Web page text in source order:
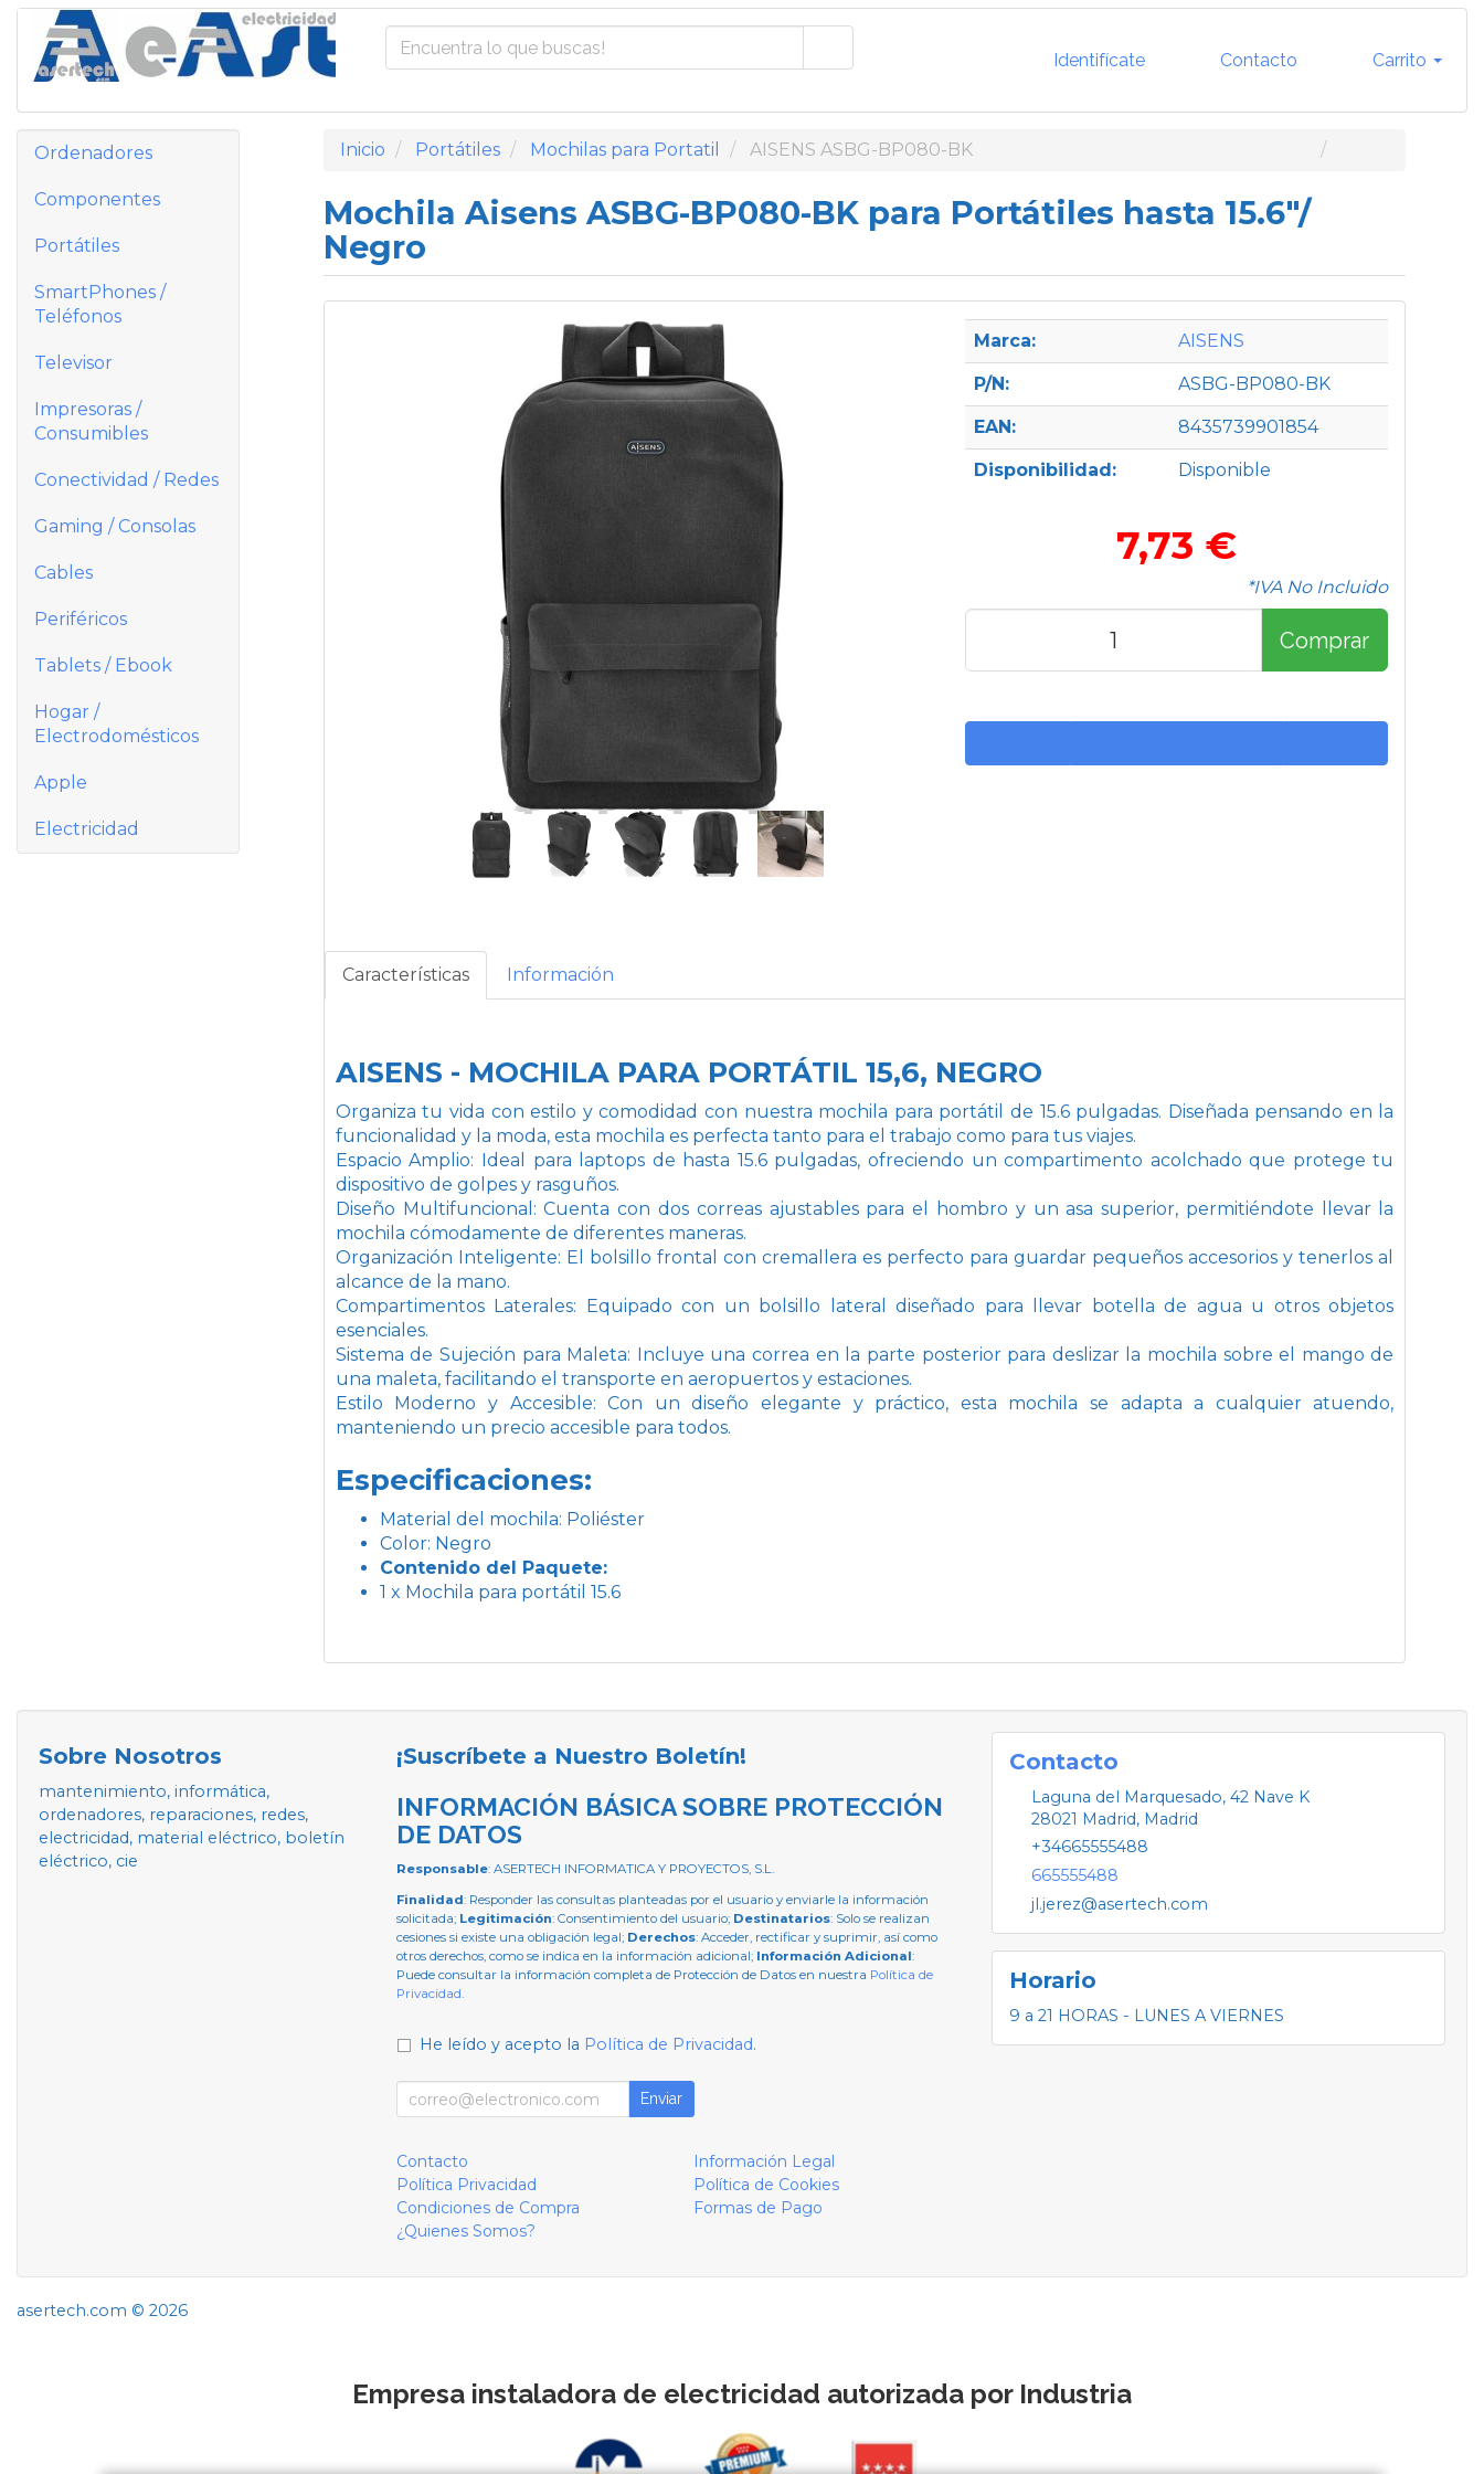
Identifícate Contacto Carrito
Ordenadores
Componentes
Portátiles
SmartPhones /
Teléfonos
Televisor
Impresoras /
Consumibles
Conectividad / Redes
Gaming / Consolas
Cables
Periféricos
Tablets / Ebook
Hogar /
Electrodomésticos
Apple
Electricidad
Inicio Portátiles Mochilas para Portatil AISENS ASBG-BP080-BK
Mochila Aisens ASBG-BP080-BK para Portátiles hasta 15.6"/
Negro
Marca: AISENS
P/N: ASBG-BP080-BK
EAN: 8435739901854
Disponibilidad: Disponible
7,73 €
*IVA No Incluido
Comprar
Características Información
AISENS - MOCHILA PARA PORTÁTIL 15,6, NEGRO
Organiza tu vida con estilo y comodidad con nuestra mochila para portátil de 15.6 pulgadas. Diseñada pensando en la
funcionalidad y la moda, esta mochila es perfecta tanto para el trabajo como para tus viajes.
Espacio Amplio: Ideal para laptops de hasta 15.6 pulgadas, ofreciendo un compartimento acolchado que protege tu
dispositivo de golpes y rasguños.
Diseño Multifuncional: Cuenta con dos correas ajustables para el hombro y un asa superior, permitiéndote llevar la
mochila cómodamente de diferentes maneras.
Organización Inteligente: El bolsillo frontal con cremallera es perfecto para guardar pequeños accesorios y tenerlos al
alcance de la mano.
Compartimentos Laterales: Equipado con un bolsillo lateral diseñado para llevar botella de agua u otros objetos
esenciales.
Sistema de Sujeción para Maleta: Incluye una correa en la parte posterior para deslizar la mochila sobre el mango de
una maleta, facilitando el transporte en aeropuertos y estaciones.
Estilo Moderno y Accesible: Con un diseño elegante y práctico, esta mochila se adapta a cualquier atuendo,
manteniendo un precio accesible para todos.
Especificaciones:
Material del mochila: Poliéster
Color: Negro
Contenido del Paquete:
1 x Mochila para portátil 15.6
Sobre Nosotros
mantenimiento, informática,
ordenadores, reparaciones, redes,
electricidad, material eléctrico, boletín
eléctrico, cie
¡Suscríbete a Nuestro Boletín!
INFORMACIÓN BÁSICA SOBRE PROTECCIÓN
DE DATOS
Responsable: ASERTECH INFORMATICA Y PROYECTOS, S.L.
Finalidad: Responder las consultas planteadas por el usuario y enviarle la información
solicitada; Legitimación: Consentimiento del usuario; Destinatarios: Solo se realizan
cesiones si existe una obligación legal; Derechos: Acceder, rectificar y suprimir, así como
otros derechos, como se indica en la información adicional; Información Adicional:
Puede consultar la información completa de Protección de Datos en nuestra Política de
Privacidad.
He leído y acepto la Política de Privacidad.
Enviar
Contacto
Información Legal
Política Privacidad
Política de Cookies
Condiciones de Compra
Formas de Pago
¿Quienes Somos?
Contacto
Laguna del Marquesado, 42 Nave K
28021 Madrid, Madrid
+34665555488
665555488
jl.jerez@asertech.com
Horario
9 a 21 HORAS - LUNES A VIERNES
asertech.com © 2026
Empresa instaladora de electricidad autorizada por Industria